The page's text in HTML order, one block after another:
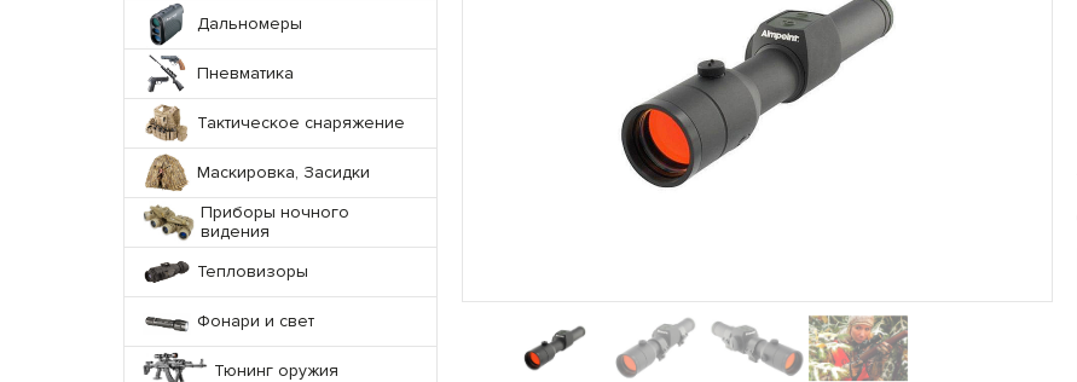
Дальномеры
Пневматика
Тактическое снаряжение
Маскировка, Засидки
Приборы ночного
видения
Тепловизоры
Фонари и свет
Тюнинг оружия